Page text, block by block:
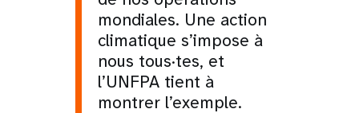
mondiales. Une action
climatique s’impose à
nous tous·tes, et
l’UNFPA tient à
montrer l’exemple.